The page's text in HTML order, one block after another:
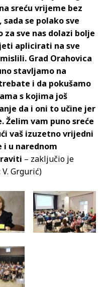
sreću vrijeme bez
se polako sve
sve nas dolazi bolje
aplicirati na sve
Grad Orahovica
stavljamo na
i da pokušamo
s kojima još
da i oni to učine jer
vam puno sreće
vaš izuzetno vrijedni
i u narednom
– zaključio je
V. Grgurić)